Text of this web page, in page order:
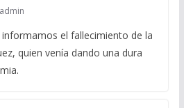
admin
el fallecimiento de la
quien venía dando una dura